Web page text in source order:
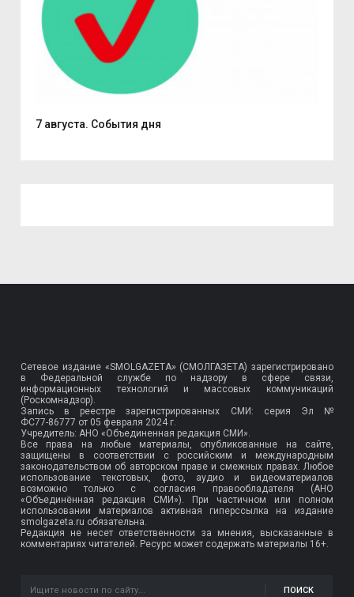
7 августа. События дня
Сетевое издание «SMOLGAZETA» (СМОЛГАЗЕТА) зарегистрировано
в Федеральной службе по надзору в сфере связи,
информационных технологий и массовых коммуникаций
(Роскомнадзор).
Запись в реестре зарегистрированных СМИ: серия Эл №
ФС77-86777 от 05 февраля 2024 г.
Учредитель: АНО «Объединенная редакция СМИ».
Все права на любые материалы, опубликованные на сайте,
защищены в соответствии с российским и международным
законодательством об авторском праве и смежных правах. Любое
использование текстовых, фото, аудио и видеоматериалов
возможно только с согласия правообладателя (АНО
«Объединённая редакция СМИ»). При частичном или полном
использовании материалов активная гиперссылка на издание
smolgazeta.ru обязательна.
Редакция не несет ответственности за мнения, высказанные в
комментариях читателей. Ресурс может содержать материалы 16+.
ПОИСК